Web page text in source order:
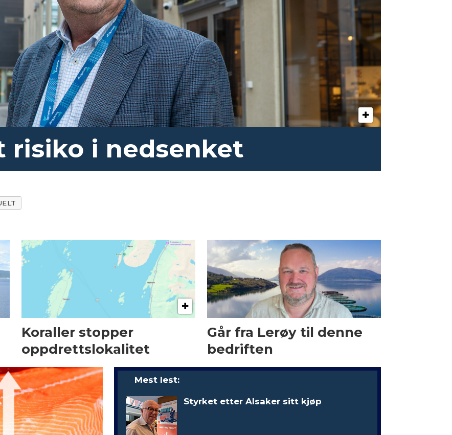
risiko i nedsenket
Koraller stopper
oppdrettslokalitet
Går fra Lerøy til denne
bedriften
Mest lest:
Styrket etter Alsaker sitt kjøp